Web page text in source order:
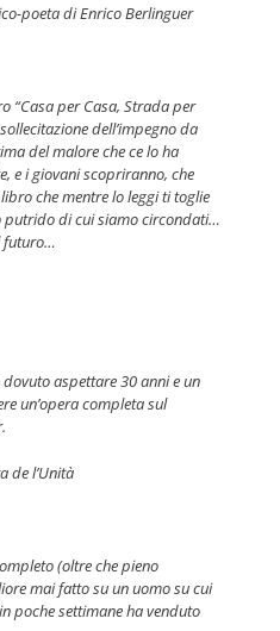
poeta di Enrico Berlinguer
“Casa per Casa, Strada per
dell’impegno da
del malore che ce lo ha
e i giovani scopriranno, che
che mentre lo leggi ti toglie
putrido di cui siamo circondati…
futuro…
aspettare 30 anni e un
un’opera completa sul
de l’Unità
(oltre che pieno
mai fatto su un uomo su cui
poche settimane ha venduto